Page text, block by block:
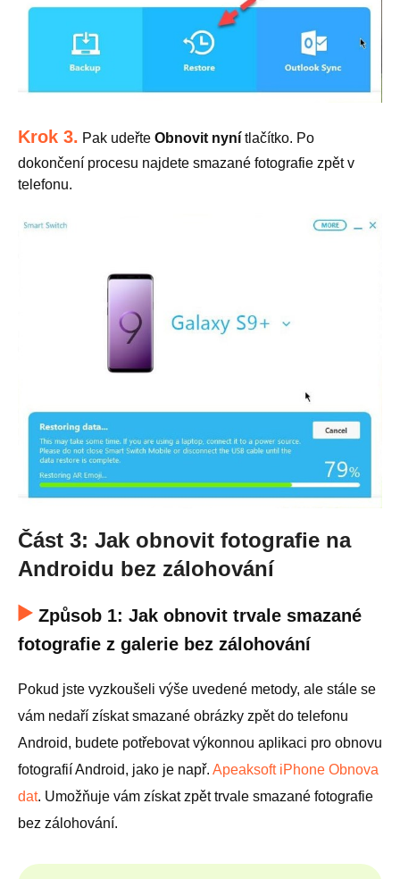
Krok 3. Pak udeřte Obnovit nyní tlačítko. Po
dokončení procesu najdete smazané fotografie zpět v
telefonu.
Část 3: Jak obnovit fotografie na
Androidu bez zálohování
Způsob 1: Jak obnovit trvale smazané
fotografie z galerie bez zálohování
Pokud jste vyzkoušeli výše uvedené metody, ale stále se
vám nedaří získat smazané obrázky zpět do telefonu
Android, budete potřebovat výkonnou aplikaci pro obnovu
fotografií Android, jako je např. Apeaksoft iPhone Obnova
dat. Umožňuje vám získat zpět trvale smazané fotografie
bez zálohování.